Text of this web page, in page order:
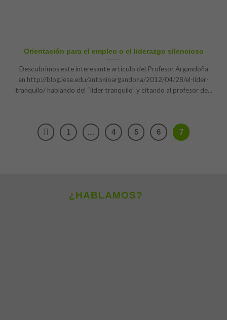
Orientación para el empleo o el liderazgo silencioso
Descubrimos este interesante artículo del Profesor Argandoña
en http://blog.iese.edu/antonioargandona/2012/04/28/el-lider-
tranquilo/ hablando del “lider tranquilo” y citando al profesor de...
1 … 4 5 6 7
¿HABLAMOS?